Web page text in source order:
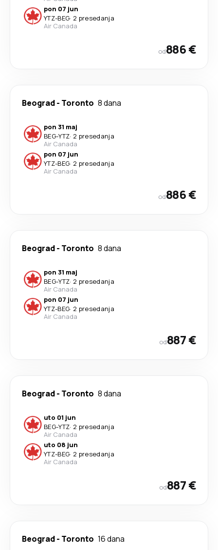
pon 07 jun
YTZ-BEG· 2 presedanja
Air Canada
od886 €
Beograd- Toronto 8 dana
pon 31 maj
BEG-YTZ· 2 presedanja
Air Canada
pon 07 jun
YTZ-BEG· 2 presedanja
Air Canada
od886 €
Beograd- Toronto 8 dana
pon 31 maj
BEG-YTZ· 2 presedanja
Air Canada
pon 07 jun
YTZ-BEG· 2 presedanja
Air Canada
od887 €
Beograd- Toronto 8 dana
uto 01 jun
BEG-YTZ· 2 presedanja
Air Canada
uto 08 jun
YTZ-BEG· 2 presedanja
Air Canada
od887 €
Beograd- Toronto 16 dana